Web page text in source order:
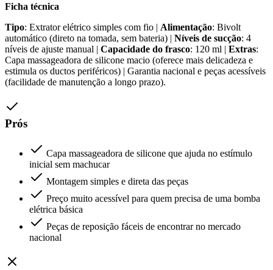
Ficha técnica
Tipo: Extrator elétrico simples com fio | Alimentação: Bivolt
automático (direto na tomada, sem bateria) | Níveis de sucção: 4
níveis de ajuste manual | Capacidade do frasco: 120 ml | Extras:
Capa massageadora de silicone macio (oferece mais delicadeza e
estimula os ductos periféricos) | Garantia nacional e peças acessíveis
(facilidade de manutenção a longo prazo).
Prós
Capa massageadora de silicone que ajuda no estímulo
inicial sem machucar
Montagem simples e direta das peças
Preço muito acessível para quem precisa de uma bomba
elétrica básica
Peças de reposição fáceis de encontrar no mercado
nacional